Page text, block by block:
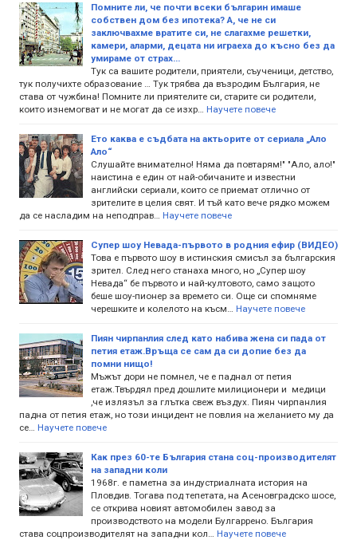
Помните ли, че почти всеки българин имаше
собствен дом без ипотека? А, че не си
заключвахме вратите си, не слагахме решетки,
камери, аларми, децата ни играеха до късно без да
умираме от страх...
Тук са вашите родители, приятели, съученици, детство,
тук получихте образование … Тук трябва да възродим България, не
става от чужбина! Помните ли приятелите си, старите си родители,
които изнемогват и не могат да се изхр…
Научете повече
Ето каква е съдбата на актьорите от сериала „Ало
Ало“
Слушайте внимателно! Няма да повтарям!" "Ало, ало!"
наистина е един от най-обичаните и известни
английски сериали, които се приемат отлично от
зрителите в целия свят. И тъй като вече рядко можем
да се насладим на неподправ…
Научете повече
Супер шоу Невада-първото в родния ефир (ВИДЕО)
Това е първото шоу в истинския смисъл за българския
зрител. След него станаха много, но „Супер шоу
Невада“ бе първото и най-култовото, само защото
беше шоу-пионер за времето си. Още си спомняме
черешките и колелото на късм…
Научете повече
Пиян чирпанлия след като набива жена си пада от
петия етаж.Връща се сам да си допие без да
помни нищо!
Мъжът дори не помнел, че е паднал от петия
етаж.Твърдял пред дошлите милиционери и медици
,че излязъл за глътка свеж въздух. Пиян чирпанлия
падна от петия етаж, но този инцидент не повлия на желанието му да
се…
Научете повече
Как през 60-те България стана соц-производителят
на западни коли
1968г. е паметна за индустриалната история на
Пловдив. Тогава под тепетата, на Асеновградско шосе,
се открива новият автомобилен завод за
производството на модели Булгаррено. България
става соцпроизводителят на западни кол…
Научете повече